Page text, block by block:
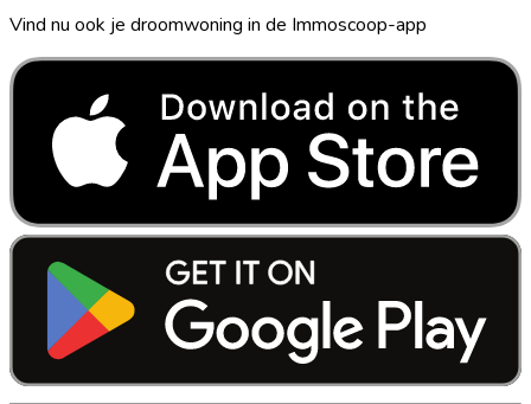
Vind nu ook je droomwoning in de Immoscoop-app